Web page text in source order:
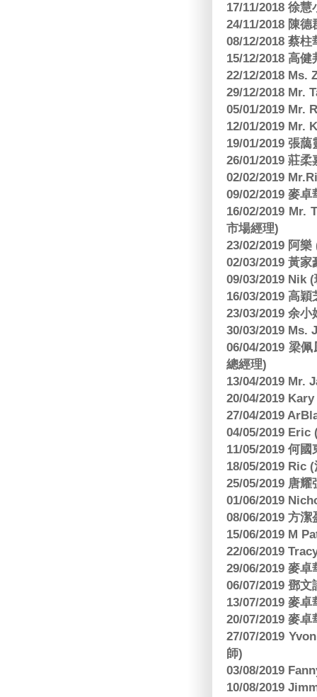
17/11/2018 徐
24/11/2018 陳
08/12/2018 蔡
15/12/2018 高
22/12/2018 Ms.
29/12/2018 Mr.
05/01/2019 Mr.
12/01/2019 Mr.
19/01/2019 張
26/01/2019 莊
02/02/2019
09/02/2019 麥
16/02/2019 Mr.
市場經理)
23/02/2019 阿
02/03/2019 黃
09/03/2019 Nik
16/03/2019 高
23/03/2019 余
30/03/2019 Ms.
06/04/2019 梁
總經理)
13/04/2019 Mr.
20/04/2019
27/04/2019
04/05/2019 Eric
11/05/2019 何
18/05/2019 Ric
25/05/2019 唐
01/06/2019
08/06/2019 方
15/06/2019 M
22/06/2019
29/06/2019 麥
06/07/2019 鄧
13/07/2019 麥
20/07/2019 麥
27/07/2019
師)
03/08/2019
10/08/2019